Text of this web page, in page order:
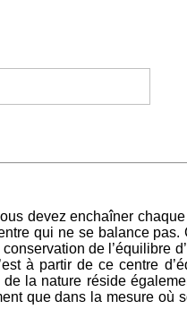
devez enchaîner
qui ne se balance pas.
de l’équilibre
à partir de ce centre
la nature réside
que dans la mesure où